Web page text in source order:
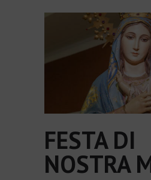
FESTA DI
NOSTRA